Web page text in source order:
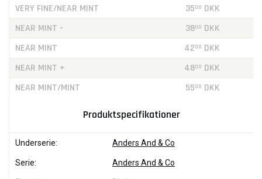
VERY FINE/NEAR MINT
3500 DKK
NEAR MINT -
3800 DKK
NEAR MINT
4200 DKK
NEAR MINT +
4800 DKK
NEAR MINT/MINT
5500 DKK
Produktspecifikationer
Underserie: Anders And & Co
Serie: Anders And & Co